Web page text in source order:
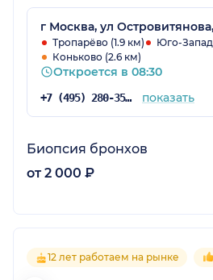
г Москва, ул Островитянова,
Тропарёво (1.9 км)
Юго-
Коньково (2.6 км)
Откроется в 08:30
+7 (495) 280-35-50 показать
Биопсия бронхов
от 2 000 ₽
12 лет работаем на рынке